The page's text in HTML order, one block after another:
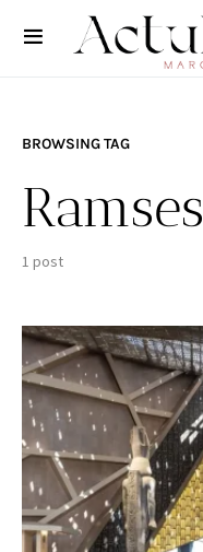
BROWSING TAG
Ramses
1 post